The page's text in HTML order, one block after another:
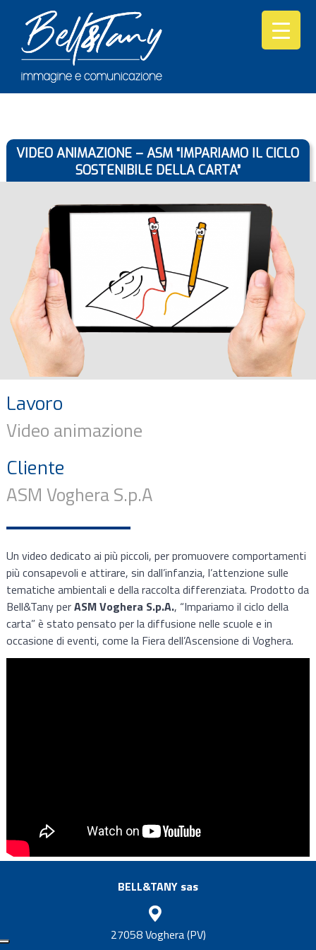
VIDEO ANIMAZIONE – ASM “IMPARIAMO IL CICLO
SOSTENIBILE DELLA CARTA”
Lavoro
Video animazione
Cliente
ASM Voghera S.p.A
Un video dedicato ai più piccoli, per promuovere comportamenti
più consapevoli e attirare, sin dall’infanzia, l’attenzione sulle
tematiche ambientali e della raccolta differenziata. Prodotto da
Bell&Tany perASM Voghera S.p.A., “Impariamo il ciclo della
carta” è stato pensato per la diffusione nelle scuole e in
occasione di eventi, come la Fiera dell’Ascensione di Voghera.
BELL&TANY sas
27058 Voghera (PV)